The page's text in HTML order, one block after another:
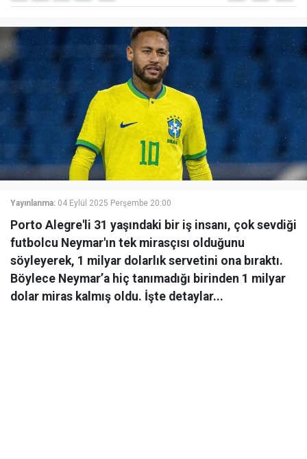
Yayınlanma: 04 Eylül 2025 Perşembe 20:00
Porto Alegre'li 31 yaşındaki bir iş insanı, çok sevdiği
futbolcu Neymar'ın tek mirasçısı olduğunu
söyleyerek, 1 milyar dolarlık servetini ona bıraktı.
Böylece Neymar’a hiç tanımadığı birinden 1 milyar
dolar miras kalmış oldu. İşte detaylar...